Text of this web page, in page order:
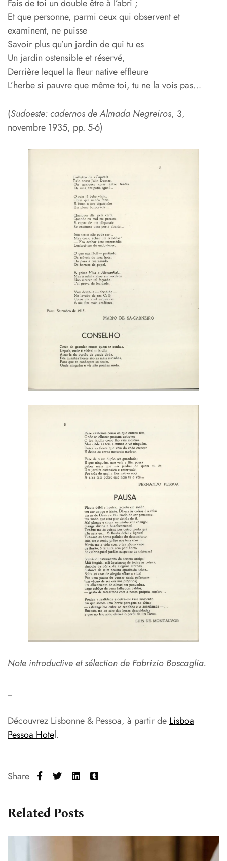
Fais de toi un double être à l’abri ;
Et que personne, parmi ceux qui observent et
examinent, ne puisse
Savoir plus qu’un jardin de qui tu es
Un jardin ostensible et réservé,
Derrière lequel la fleur native effleure
L’herbe si pauvre que même toi, tu ne la vois pas…
(Sudoeste: cadernos de Almada Negreiros, 3,
novembre 1935, pp. 5-6)
Note introductive et sélection de Fabrizio Boscaglia.
_
Découvrez Lisbonne & Pessoa, à partir de Lisboa
Pessoa Hotel.
Share
Related Posts